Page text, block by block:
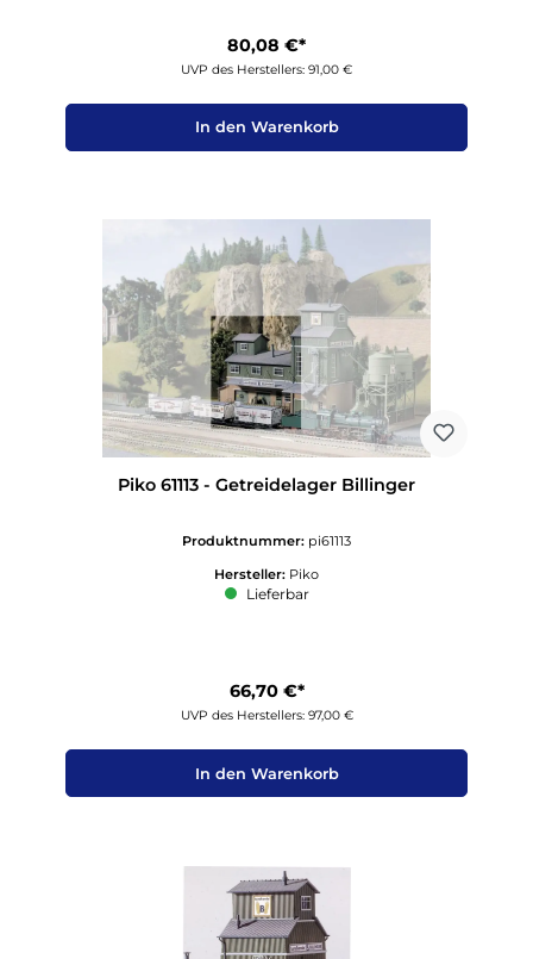
80,08 €*
UVP des Herstellers: 91,00 €
In den Warenkorb
Piko 61113 - Getreidelager Billinger
Produktnummer: pi61113
Hersteller: Piko
Lieferbar
66,70 €*
UVP des Herstellers: 97,00 €
In den Warenkorb